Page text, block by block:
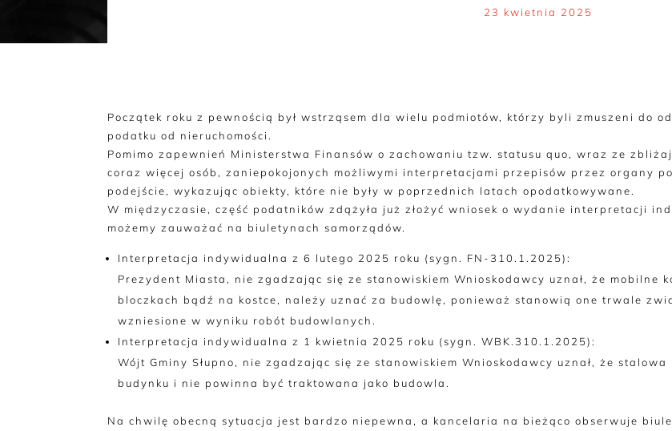
23 kwietnia 2025
Początek roku z pewnością był wstrząsem dla wielu podmiotów, którzy byli zmuszeni do
podatku od nieruchomości.
Pomimo zapewnień Ministerstwa Finansów o zachowaniu tzw. statusu quo, wraz ze
coraz więcej osób, zaniepokojonych możliwymi interpretacjami przepisów przez organy
podejście, wykazując obiekty, które nie były w poprzednich latach opodatkowywane.
W międzyczasie, część podatników zdążyła już złożyć wniosek o wydanie interpretacji
możemy zauważać na biuletynach samorządów.
Interpretacja indywidualna z 6 lutego 2025 roku (sygn. FN-310.1.2025):
Prezydent Miasta, nie zgadzając się ze stanowiskiem Wnioskodawcy uznał, że mobilne
bloczkach bądź na kostce, należy uznać za budowlę, ponieważ stanowią one trwale
wzniesione w wyniku robót budowlanych.
Interpretacja indywidualna z 1 kwietnia 2025 roku (sygn. WBK.310.1.2025):
Wójt Gminy Słupno, nie zgadzając się ze stanowiskiem Wnioskodawcy uznał, że
budynku i nie powinna być traktowana jako budowla.
Na chwilę obecną sytuacja jest bardzo niepewna, a kancelaria na bieżąco obserwuje